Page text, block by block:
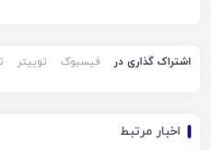
اشتراک گذاری در فیسبوک توییتر
اخبار مرتبط